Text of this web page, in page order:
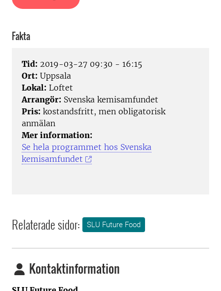
Fakta
Tid: 2019-03-27 09:30 - 16:15
Ort: Uppsala
Lokal: Loftet
Arrangör: Svenska kemisamfundet
Pris: kostandsfritt, men obligatorisk
anmälan
Mer information:
Se hela programmet hos Svenska
kemisamfundet
Relaterade sidor: SLU Future Food
Kontaktinformation